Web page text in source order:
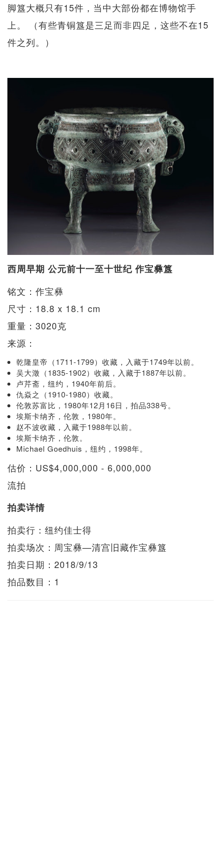
脚簋大概只有15件，当中大部份都在博物馆手
上。 （有些青铜簋是三足而非四足，这些不在15
件之列。）
西周早期 公元前十一至十世纪 作宝彝簋
铭文：作宝彝
尺寸：18.8 x 18.1 cm
重量：3020克
来源：
乾隆皇帝（1711-1799）收藏，入藏于1749年以前。
吴大澂（1835-1902）收藏，入藏于1887年以前。
卢芹斋，纽约，1940年前后。
仇焱之（1910-1980）收藏。
伦敦苏富比，1980年12月16日，拍品338号。
埃斯卡纳齐，伦敦，1980年。
赵不波收藏，入藏于1988年以前。
埃斯卡纳齐，伦敦。
Michael Goedhuis，纽约，1998年。
估价：US$4,000,000 - 6,000,000
流拍
拍卖详情
拍卖行：纽约佳士得
拍卖场次：周宝彝—清宫旧藏作宝彝簋
拍卖日期：2018/9/13
拍品数目：1